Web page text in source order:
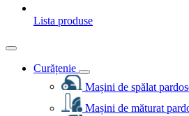
Lista produse
Curățenie
Mașini de spălat
Mașini de măturat